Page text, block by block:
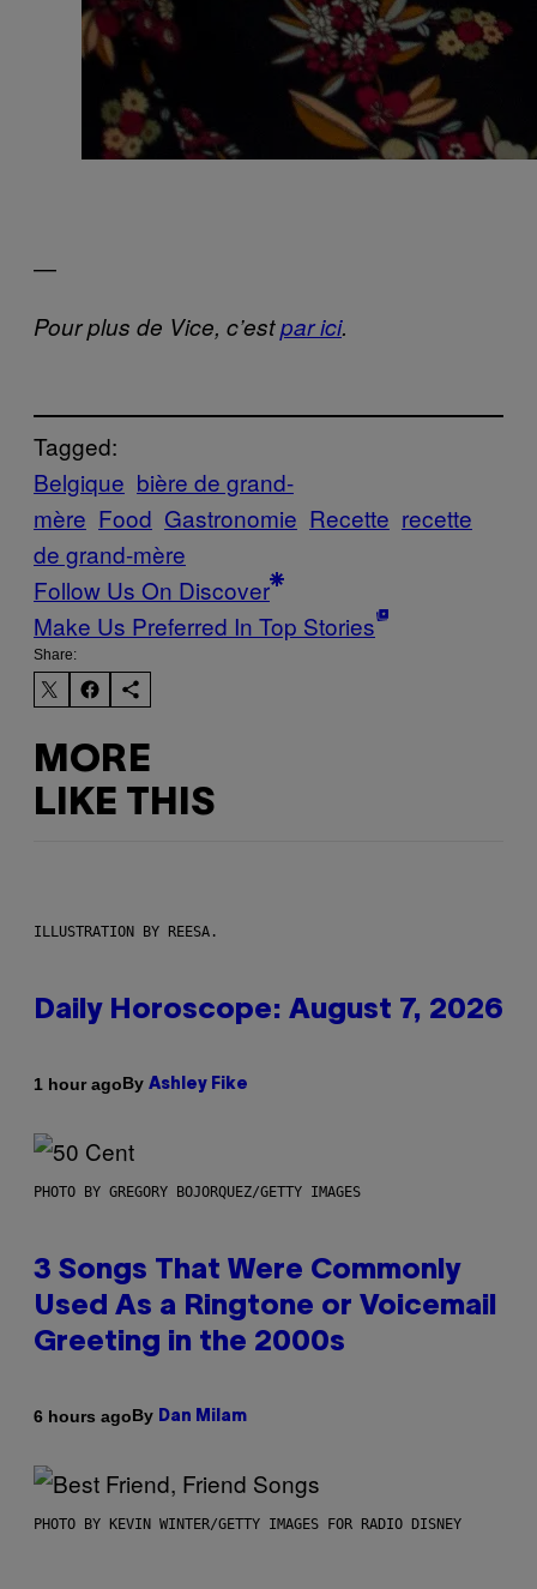
—
Pour plus de Vice, c’estpar ici.
Tagged:
Belgique bière de grand-
mère Food Gastronomie Recette recette
de grand-mère
Follow Us On Discover
Make Us Preferred In Top Stories
Share:
MORE
LIKE THIS
ILLUSTRATION BY REESA.
Daily Horoscope: August 7, 2026
1 hour agoBy Ashley Fike
PHOTO BY GREGORY BOJORQUEZ/GETTY IMAGES
3 Songs That Were Commonly
Used As a Ringtone or Voicemail
Greeting in the 2000s
6 hours agoBy Dan Milam
PHOTO BY KEVIN WINTER/GETTY IMAGES FOR RADIO DISNEY